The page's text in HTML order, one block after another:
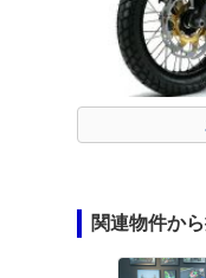
関連物件か